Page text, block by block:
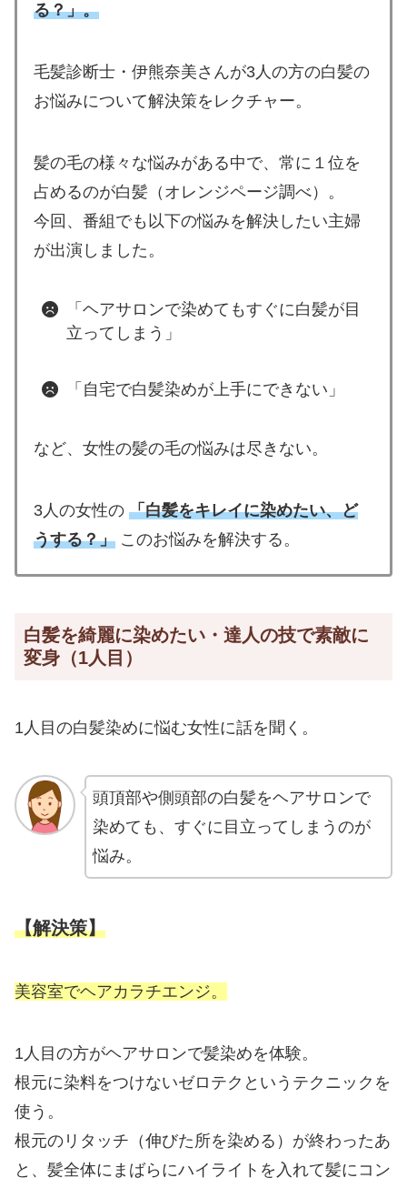
る？」。
毛髪診断士・伊熊奈美さんが3人の方の白髪の
お悩みについて解決策をレクチャー。
髪の毛の様々な悩みがある中で、常に１位を
占めるのが白髪（オレンジページ調べ）。
今回、番組でも以下の悩みを解決したい主婦
が出演しました。
「ヘアサロンで染めてもすぐに白髪が目
立ってしまう」
「自宅で白髪染めが上手にできない」
など、女性の髪の毛の悩みは尽きない。
3人の女性の 「白髪をキレイに染めたい、ど
うする？」 このお悩みを解決する。
白髪を綺麗に染めたい・達人の技で素敵に
変身（1人目）
1人目の白髪染めに悩む女性に話を聞く。
頭頂部や側頭部の白髪をヘアサロンで
染めても、すぐに目立ってしまうのが
悩み。
【解決策】
美容室でヘアカラチエンジ。
1人目の方がヘアサロンで髪染めを体験。
根元に染料をつけないゼロテクというテクニックを
使う。
根元のリタッチ（伸びた所を染める）が終わったあ
と、髪全体にまばらにハイライトを入れて髪にコン